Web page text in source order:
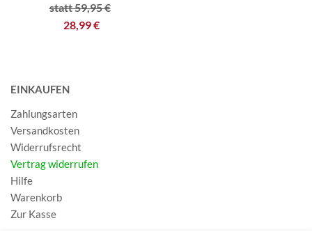
statt 59,95 €
28,99 €
EINKAUFEN
Zahlungsarten
Versandkosten
Widerrufsrecht
Vertrag widerrufen
Hilfe
Warenkorb
Zur Kasse